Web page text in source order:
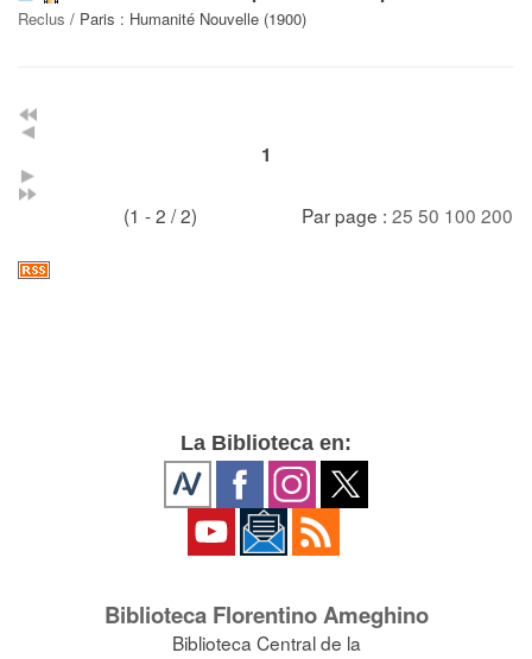
Reclus / Paris : Humanité Nouvelle (1900)
1
(1 - 2 / 2) Par page : 25 50 100 200
La Biblioteca en:
Biblioteca Florentino Ameghino
Biblioteca Central de la